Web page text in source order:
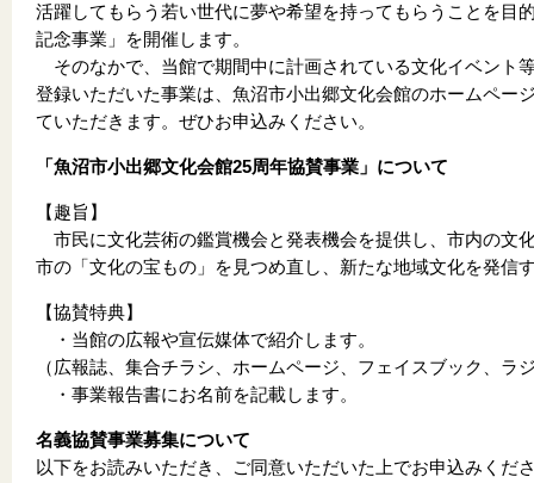
活躍してもらう若い世代に夢や希望を持ってもらうことを目
記念事業」を開催します。
そのなかで、当館で期間中に計画されている文化イベント
登録いただいた事業は、魚沼市小出郷文化会館のホームペー
ていただきます。ぜひお申込みください。
「魚沼市小出郷文化会館25周年協賛事業」について
【趣旨】
市民に文化芸術の鑑賞機会と発表機会を提供し、市内の文
市の「文化の宝もの」を見つめ直し、新たな地域文化を発信
【協賛特典】
・当館の広報や宣伝媒体で紹介します。
（広報誌、集合チラシ、ホームページ、フェイスブック、ラ
・事業報告書にお名前を記載します。
名義協賛事業募集について
以下をお読みいただき、ご同意いただいた上でお申込みくだ